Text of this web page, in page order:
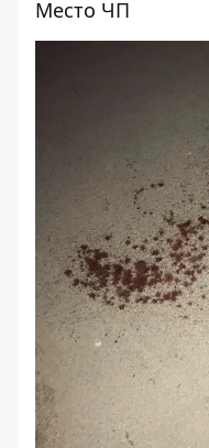
Место ЧП